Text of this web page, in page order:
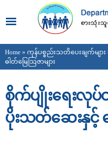
main
content
You are here
Home » ကုန်ပစ္စည်းသတိပေးချက်များ
ဓါတ်မြေသြဇာများ
စိုက်ပျိုးရေးလုပ်
ပိုးသတ်ဆေးနှင့် ဓ